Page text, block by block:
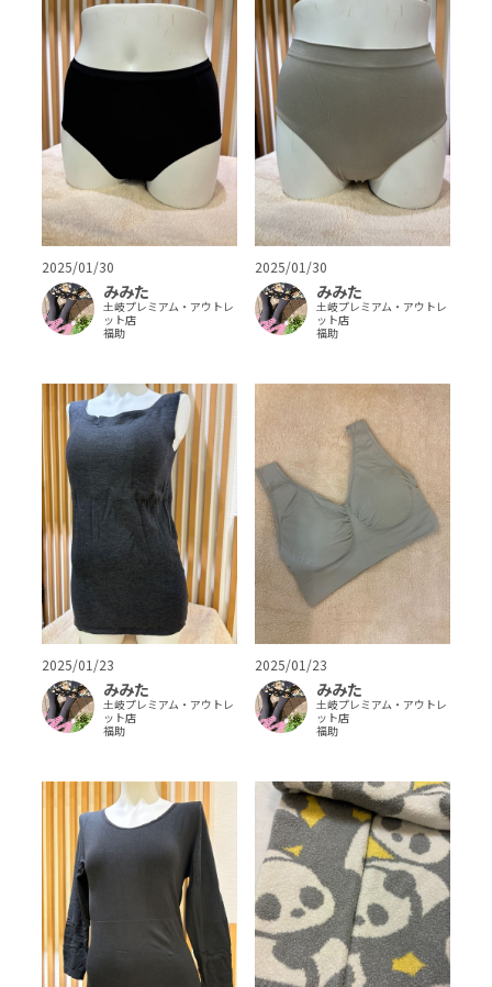
2025/01/30
みみた
土岐プレミアム・アウトレ
ット店
福助
2025/01/30
みみた
土岐プレミアム・アウトレ
ット店
福助
2025/01/23
みみた
土岐プレミアム・アウトレ
ット店
福助
2025/01/23
みみた
土岐プレミアム・アウトレ
ット店
福助